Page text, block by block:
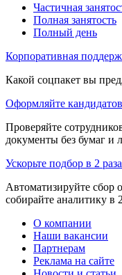
Частичная
Полная занятость
Полный день
Корпоративная
Какой соцпакет вы
Оформляйте
Проверяйте
документы без бумаг и
Ускорьте подбор в 2
Автоматизируйте сбор
собирайте аналитику в
О компании
Наши вакансии
Партнерам
Реклама на сайте